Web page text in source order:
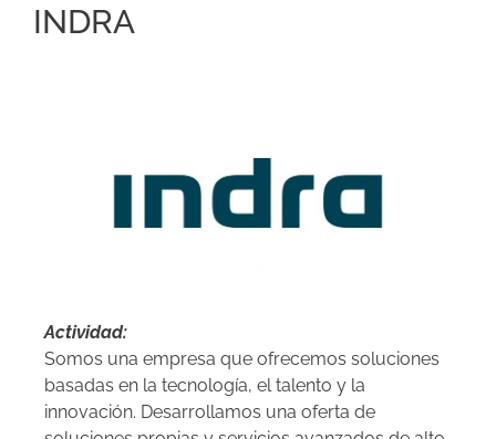
INDRA
Actividad:
Somos una empresa que ofrecemos soluciones
basadas en la tecnología, el talento y la
innovación. Desarrollamos una oferta de